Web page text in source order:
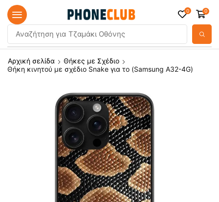
Αναζήτηση για Τζαμάκι Οθόνης
0 0
Αρχική σελίδα
Θήκες με Σχέδιο
Θήκη κινητού με σχέδιο Snake για το (Samsung A32-4G)